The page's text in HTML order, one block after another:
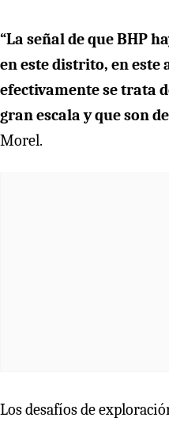
“La señal de que BHP
en este distrito, en
efectivamente se trata
gran escala y que son
Morel.
Los desafíos de